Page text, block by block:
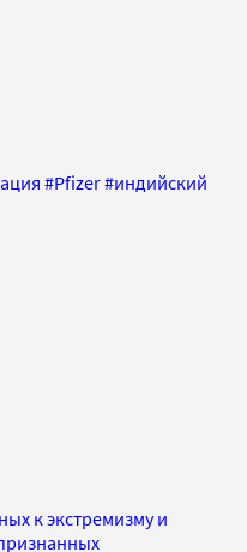
#Pfizer#индийский
к экстремизму и